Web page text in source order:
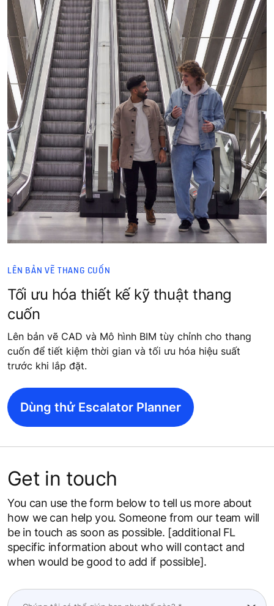
LÊN BẢN VẼ THANG CUỐN
Tối ưu hóa thiết kế kỹ thuật thang
cuốn
Lên bản vẽ CAD và Mô hình BIM tùy chỉnh cho thang
cuốn để tiết kiệm thời gian và tối ưu hóa hiệu suất
trước khi lắp đặt.
Dùng thử Escalator Planner
Get in touch
You can use the form below to tell us more about
how we can help you. Someone from our team will
be in touch as soon as possible. [additional FL
specific information about who will contact and
when would be good to add if possible].